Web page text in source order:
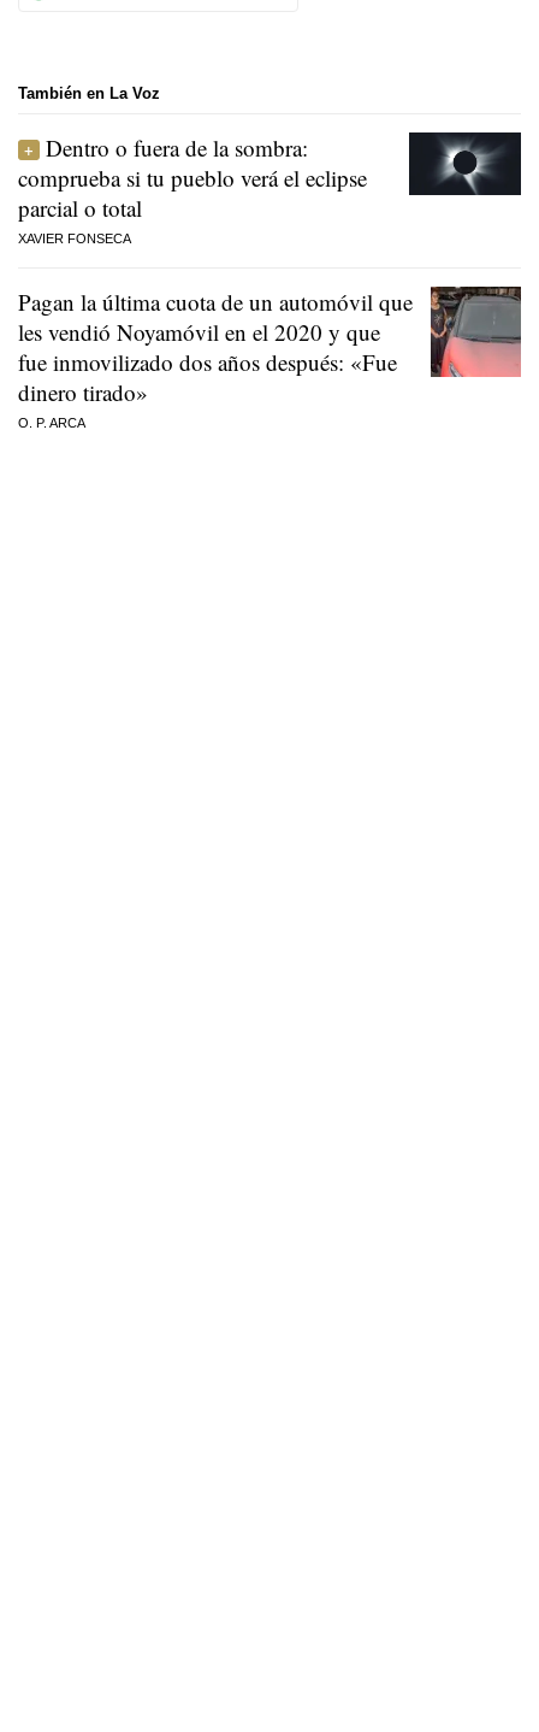
También en La Voz
Dentro o fuera de la sombra:
comprueba si tu pueblo verá el eclipse
parcial o total
XAVIER FONSECA
Pagan la última cuota de un automóvil que
les vendió Noyamóvil en el 2020 y que
fue inmovilizado dos años después: «Fue
dinero tirado»
O. P. ARCA